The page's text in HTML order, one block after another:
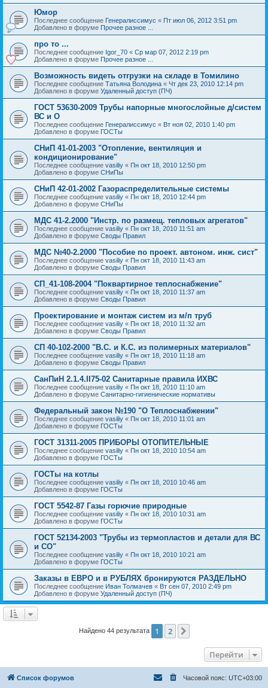
Юмор
Последнее сообщение Генералиссимус « Пт июл 06, 2012 3:51 pm
Добавлено в форуме Прочее разное ...
про то ...
Последнее сообщение Igor_70 « Ср мар 07, 2012 2:19 pm
Добавлено в форуме Прочее разное ...
Возможность видеть отгрузки на складе в Томилино
Последнее сообщение Татьяна Володина « Чт дек 23, 2010 12:14 pm
Добавлено в форуме Удаленный доступ (ПЧ)
ГОСТ 53630-2009 Трубы напорные многослойные д/систем
ВС и О
Последнее сообщение Генералиссимус « Вт ноя 02, 2010 1:40 pm
Добавлено в форуме ГОСТы
СНиП 41-01-2003 "Отопление, вентиляция и
кондиционирование"
Последнее сообщение vasiliy « Пн окт 18, 2010 12:50 pm
Добавлено в форуме СНиПы
СНиП 42-01-2002 Газораспределительные системы
Последнее сообщение vasiliy « Пн окт 18, 2010 12:44 pm
Добавлено в форуме СНиПы
МДС 41-2.2000 "Инстр. по размещ. тепловых агрегатов"
Последнее сообщение vasiliy « Пн окт 18, 2010 11:51 am
Добавлено в форуме Своды Правил
МДС №40-2.2000 "Пособие по проект. автоном. инж. сист"
Последнее сообщение vasiliy « Пн окт 18, 2010 11:43 am
Добавлено в форуме Своды Правил
СП_41-108-2004 "Поквартирное теплоснабжение"
Последнее сообщение vasiliy « Пн окт 18, 2010 11:37 am
Добавлено в форуме Своды Правил
Проектирование и монтаж систем из м/п труб
Последнее сообщение vasiliy « Пн окт 18, 2010 11:32 am
Добавлено в форуме Своды Правил
СП 40-102-2000 "В.С. и К.С. из полимерных материалов"
Последнее сообщение vasiliy « Пн окт 18, 2010 11:18 am
Добавлено в форуме Своды Правил
СанПиН 2.1.4.II75-02 Санитарные правила ИХВС
Последнее сообщение vasiliy « Пн окт 18, 2010 11:10 am
Добавлено в форуме Санитарно-гигиенические нормативы
Федеральный закон №190 "О Теплоснабжении"
Последнее сообщение vasiliy « Пн окт 18, 2010 11:01 am
Добавлено в форуме ГОСТы
ГОСТ 31311-2005 ПРИБОРЫ ОТОПИТЕЛЬНЫЕ
Последнее сообщение vasiliy « Пн окт 18, 2010 10:54 am
Добавлено в форуме ГОСТы
ГОСТы на котлы
Последнее сообщение vasiliy « Пн окт 18, 2010 10:46 am
Добавлено в форуме ГОСТы
ГОСТ 5542-87 Газы горючие природные
Последнее сообщение vasiliy « Пн окт 18, 2010 10:31 am
Добавлено в форуме ГОСТы
ГОСТ 52134-2003 "Трубы из термопластов и детали для ВС
и СО"
Последнее сообщение vasiliy « Пн окт 18, 2010 10:21 am
Добавлено в форуме ГОСТы
Заказы в ЕВРО и в РУБЛЯХ бронируются РАЗДЕЛЬНО
Последнее сообщение Иван Толмачев « Вт сен 07, 2010 2:49 pm
Добавлено в форуме Удаленный доступ (ПЧ)
Найдено 44 результата 1 2
Перейти
Список форумов Часовой пояс: UTC+03:00